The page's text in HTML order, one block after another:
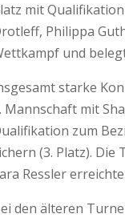
mit
Philippa
und
starke
Mannschaft mit
zum
(3. Platz).
Ressler
den älteren